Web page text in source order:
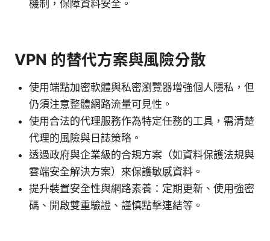
機制，保障資料安全。
VPN 的替代方案與風險分散
使用端點加密軟體與私密瀏覽器增強個人隱私，但
仍須注意整體網路流量可見性。
使用合法的代理服務作為特定任務的工具，需清楚
代理的風險與日誌策略。
透過政府與企業級的合規方案（如資料保護法規與
雲端安全解決方案）來保護敏感資料。
提升裝置安全性與網路素養：定期更新、使用強密
碼、開啟雙重驗證、謹慎點擊連結等。